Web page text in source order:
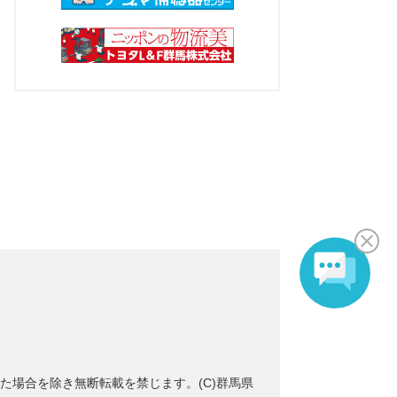
場合を除き無断転載を禁じます。(C)群馬県